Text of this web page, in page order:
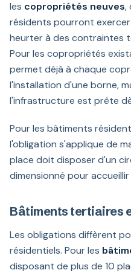
les copropriétés neuves,
résidents pourront
heurter à des contraintes
Pour les copropriétés
permet déjà à chaque
l'installation d'une borne,
l'infrastructure est prête
Pour les bâtiments
l'obligation s'applique de
place doit disposer d'un
dimensionné pour
Bâtiments tertiaires
Les obligations diffèrent
résidentiels. Pour les
disposant de plus de 10